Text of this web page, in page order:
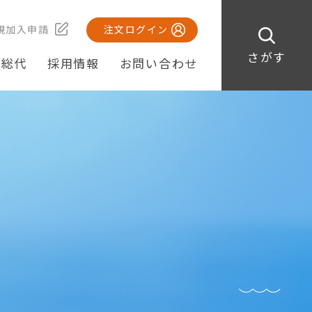
さがす
加入申請 注文ログイン
代 採用情報 お問い合わせ